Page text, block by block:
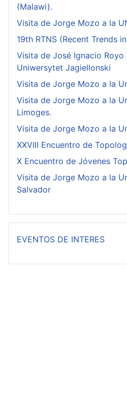
(Malawi).
Visita de Jorge Mozo a la
19th RTNS (Recent Trends
Visita de José Ignacio Royo
Uniwersytet Jagiellonski
Visita de Jorge Mozo a la
Visita de Jorge Mozo a la
Limoges.
Visita de Jorge Mozo a la
XXVIII Encuentro de
X Encuentro de Jóvenes
Visita de Jorge Mozo a la
Salvador
EVENTOS DE INTERES